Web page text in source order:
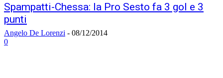
Spampatti-Chessa: la Pro Sesto fa 3 gol e 3
punti
Angelo De Lorenzi - 08/12/2014
0